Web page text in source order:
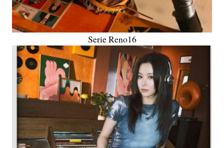
Serie Reno16